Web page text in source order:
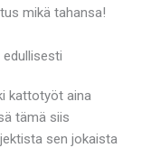
mikä tahansa!
kattotyöt aina
tämä siis
sen jokaista